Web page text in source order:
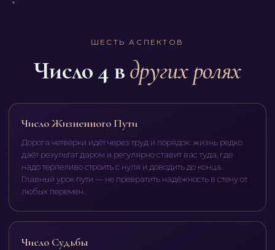
ШЕСТЬ АСПЕКТОВ
Число 4 вдругих ролях
Число Жизненного Пути
Дорога четвёрки идёт через труд и порядок: жизнь редко
даёт результат даром и регулярно ставит вас туда, где
надо терпеливо строить с нуля и доводить до конца.
Главный урок пути — не превратить надёжность в стену от
любых перемен.
Число Судьбы